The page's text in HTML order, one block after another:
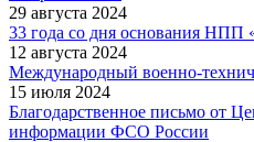
29 августа 2024
33 года со дня основания НПП
12 августа 2024
Международный военно-
15 июля 2024
Благодарственное письмо от
информации ФСО России